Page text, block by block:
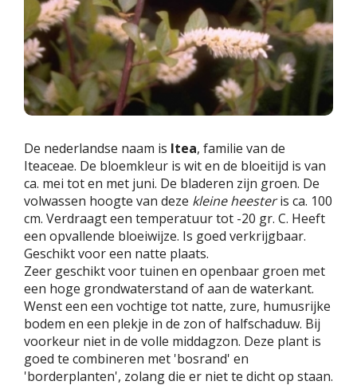
De nederlandse naam is Itea, familie van de
Iteaceae. De bloemkleur is wit en de bloeitijd is van
ca. mei tot en met juni. De bladeren zijn groen. De
volwassen hoogte van deze kleine heesteris ca. 100
cm. Verdraagt een temperatuur tot -20 gr. C. Heeft
een opvallende bloeiwijze. Is goed verkrijgbaar.
Geschikt voor een natte plaats.
Zeer geschikt voor tuinen en openbaar groen met
een hoge grondwaterstand of aan de waterkant.
Wenst een een vochtige tot natte, zure, humusrijke
bodem en een plekje in de zon of halfschaduw. Bij
voorkeur niet in de volle middagzon. Deze plant is
goed te combineren met 'bosrand' en
'borderplanten', zolang die er niet te dicht op staan.